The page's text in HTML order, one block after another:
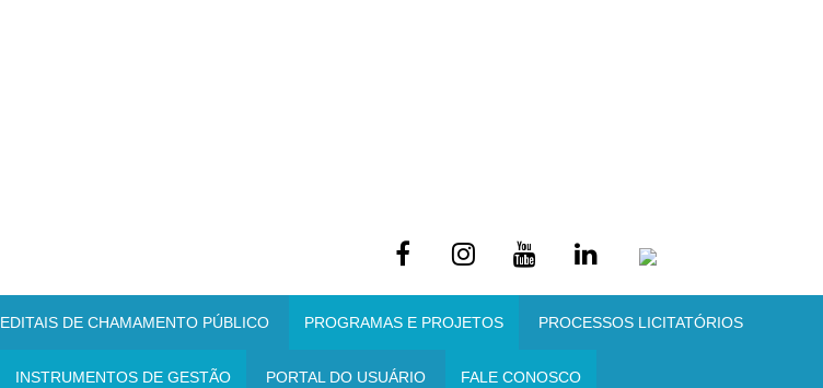
EDITAIS DE CHAMAMENTO PÚBLICO PROGRAMAS E PROJETOS PROCESSOS LICITATÓRIOS
INSTRUMENTOS DE GESTÃO PORTAL DO USUÁRIO FALE CONOSCO